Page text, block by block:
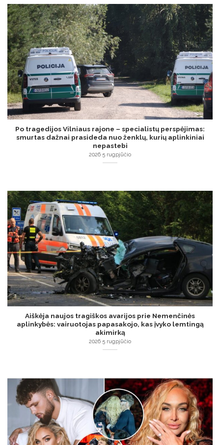
Po tragedijos Vilniaus rajone – specialistų perspėjimas:
smurtas dažnai prasideda nuo ženklų, kurių aplinkiniai
nepastebi
2026 5 rugpjūčio
Aiškėja naujos tragiškos avarijos prie Nemenčinės
aplinkybės: vairuotojas papasakojo, kas įvyko lemtingą
akimirką
2026 5 rugpjūčio